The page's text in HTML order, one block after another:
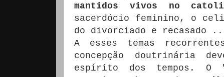
mantidos vivos no
sacerdócio feminino, o
do divorciado e recasado
A esses temas
concepção doutrinária
espírito dos tempos.
O